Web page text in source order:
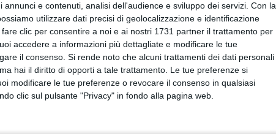
e contenuti, analisi dell'audience e sviluppo dei servizi. Con la
utilizzare dati precisi di geolocalizzazione e identificazione
clic per consentire a noi e ai nostri 1731 partner il trattamento per
accedere a informazioni più dettagliate e modificare le tue
il consenso. Si rende noto che alcuni trattamenti dei dati personali
hai il diritto di opporti a tale trattamento. Le tue preferenze si
modificare le tue preferenze o revocare il consenso in qualsiasi
clic sul pulsante "Privacy" in fondo alla pagina web.
Sotto il cielo di San Lorenzo, la
grande lirica per il Ruvo Coro
Festival